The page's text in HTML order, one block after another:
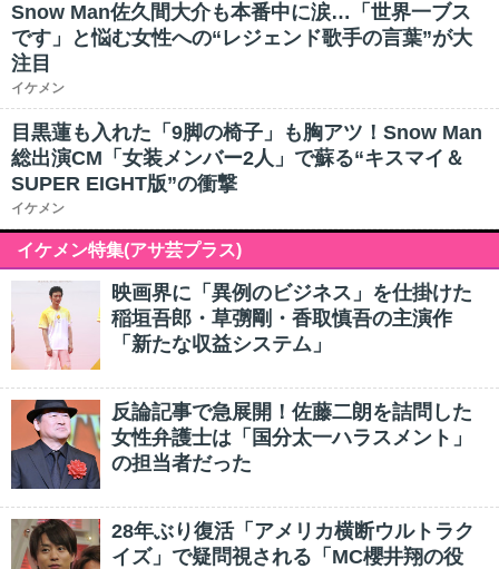
Snow Man佐久間大介も本番中に涙…「世界一ブス
です」と悩む女性への“レジェンド歌手の言葉”が大
注目
イケメン
目黒蓮も入れた「9脚の椅子」も胸アツ！Snow Man
総出演CM「女装メンバー2人」で蘇る“キスマイ＆
SUPER EIGHT版”の衝撃
イケメン
イケメン特集(アサ芸プラス)
映画界に「異例のビジネス」を仕掛けた
稲垣吾郎・草彅剛・香取慎吾の主演作
「新たな収益システム」
反論記事で急展開！佐藤二朗を詰問した
女性弁護士は「国分太一ハラスメント」
の担当者だった
28年ぶり復活「アメリカ横断ウルトラク
イズ」で疑問視される「MC櫻井翔の役